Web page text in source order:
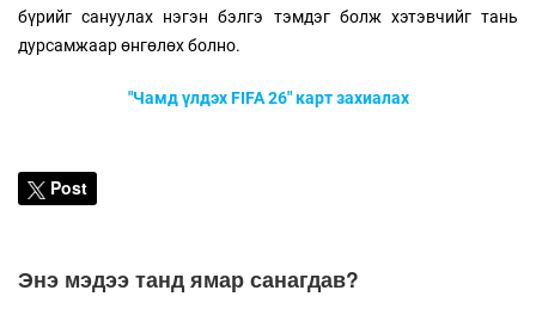
бүрийг сануулах нэгэн бэлгэ тэмдэг болж хэтэвчийг тань
дурсамжаар өнгөлөх болно.
"Чамд үлдэх FIFA 26" карт захиалах
Post
Энэ мэдээ танд ямар санагдав?